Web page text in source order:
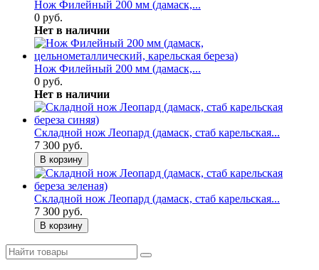
Нож Филейный 200 мм (дамаск,...
0 руб.
Нет в наличии
Нож Филейный 200 мм (дамаск,...
0 руб.
Нет в наличии
Складной нож Леопард (дамаск, стаб карельская...
7 300 руб.
В корзину
Складной нож Леопард (дамаск, стаб карельская...
7 300 руб.
В корзину